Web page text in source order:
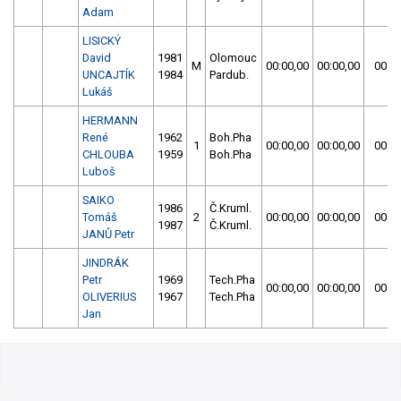
Adam
LISICKÝ
David
UNCAJTÍK
Lukáš
1981
1984
M
Olomouc
Pardub.
00:00,00 00:00,00
HERMANN
René
CHLOUBA
Luboš
1962
1959
1
Boh.Pha
Boh.Pha
00:00,00 00:00,00
SAIKO
Tomáš
JANŮ Petr
1986
1987
2
Č.Kruml.
Č.Kruml.
00:00,00 00:00,00
JINDRÁK
Petr
OLIVERIUS
Jan
1969
1967
Tech.Pha
Tech.Pha
00:00,00 00:00,00